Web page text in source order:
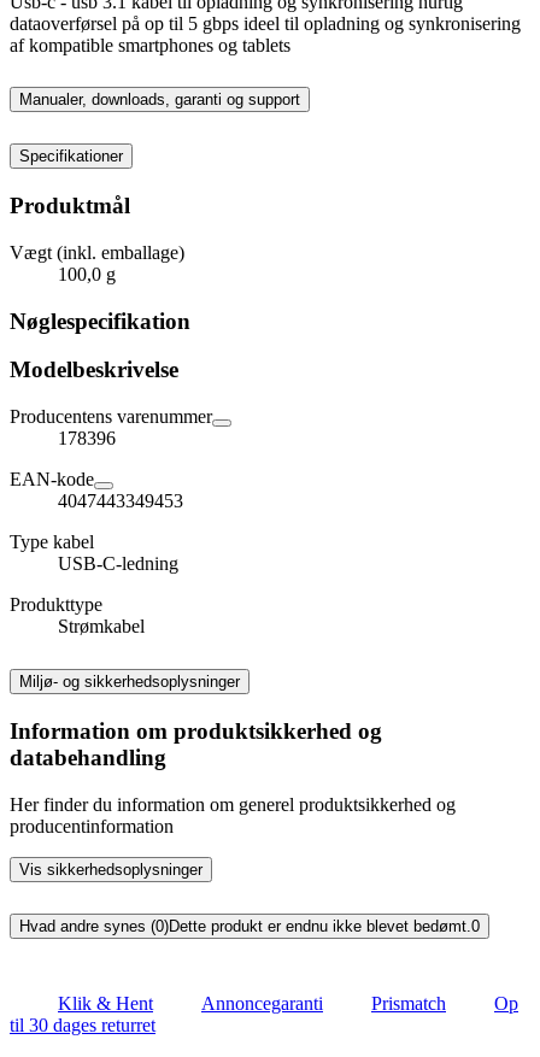
dataoverførsel på op til 5 gbps ideel til opladning og synkronisering
af kompatible smartphones og tablets
Manualer, downloads, garanti og support
Specifikationer
Produktmål
Vægt (inkl. emballage)
100,0 g
Nøglespecifikation
Modelbeskrivelse
Producentens varenummer
178396
EAN-kode
4047443349453
Type kabel
USB-C-ledning
Produkttype
Strømkabel
Miljø- og sikkerhedsoplysninger
Information om produktsikkerhed og
databehandling
Her finder du information om generel produktsikkerhed og
producentinformation
Vis sikkerhedsoplysninger
Hvad andre synes (0)Dette produkt er endnu ikke blevet bedømt. 0
Klik & Hent Annoncegaranti Prismatch
Op
til 30 dages returret